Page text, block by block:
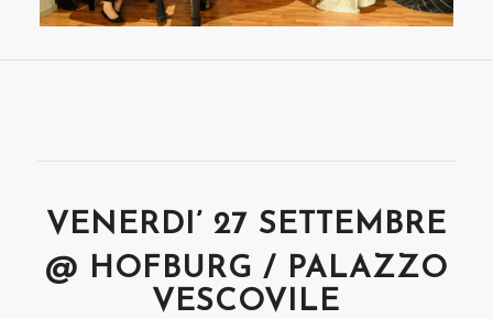
VENERDI’ 27 SETTEMBRE
@ HOFBURG / PALAZZO
VESCOVILE